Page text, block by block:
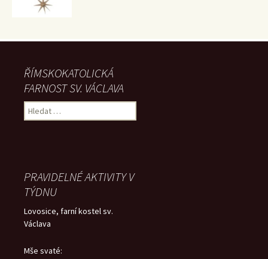
ŘÍMSKOKATOLICKÁ
FARNOST SV. VÁCLAVA
Vyhledávání
PRAVIDELNÉ AKTIVITY V
TÝDNU
Lovosice, farní kostel sv.
Václava
Mše svaté: